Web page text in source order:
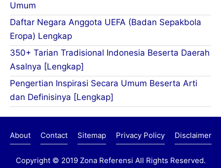
Umum
Daftar Negara Anggota UEFA (Badan Sepakbola
Eropa) Lengkap
350+ Tarian Tradisional Indonesia Beserta Daerah
Asalnya [Lengkap]
Pengertian Inspirasi Secara Umum Beserta Arti
dan Definisinya [Lengkap]
About Contact Sitemap Privacy Policy Disclaimer
Copyright © 2019 Zona Referensi All Rights Reserved.